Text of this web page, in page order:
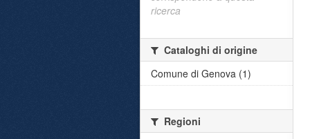
ricerca
Cataloghi di origine
Comune di Genova (1)
Regioni